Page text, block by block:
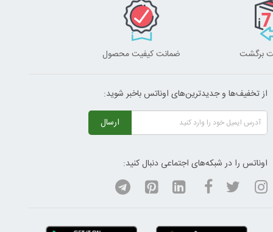
ضمانت کیفیت محصول
از تخفیف‌ها و جدیدترین‌های اوناتس باخبر شوید:
ارسال
اوناتس را در شبکه‌های اجتماعی دنبال کنید: